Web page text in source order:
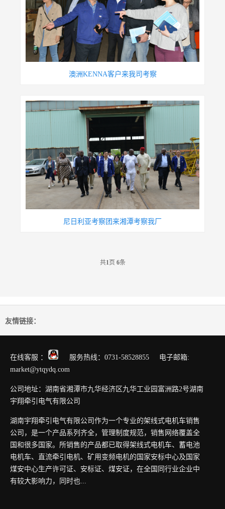
澳洲KENNA客户来我司考察
尼日利亚考察团来湘潭考察我厂
共1页 6条
友情链接：
在线客服 ：
服务热线：0731-58528855 电子邮箱:
market@ytqydq.com
公司地址：湖南省湘潭市九华经济区九华工业园富洲路2号湖南
宇翔牵引电气有限公司
湖南宇翔牵引电气有限公司作为一个专业的架线式电机车销售
公司，是一个产品系列齐全，管理制度规范，销售网络覆盖全
国和很多国家。所销售的产品都已取得架线式电机车、蓄电池
电机车、直流牵引电机、矿用变频电机的国家安标中心及国家
煤安中心生产许可证、安标证、煤安证，在全国同行业企业中
有较大影响力，同时也...